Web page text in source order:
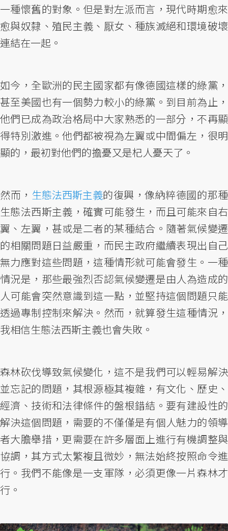
一種懷舊的對象。但是對左派而言，現代時期愈來
愈與奴隸、殖民主義、厭女、種族滅絕和環境破壞
連結在一起。
如今，全歐洲的民主國家都有像德國這樣的綠黨，
甚至美國也有一個勢力較小的綠黨。到目前為止，
他們已成為政治格局中大家熟悉的一部分，不再顯
得特別激進。他們都被視為左翼或中間偏左，很明
顯的，最初對他們的擔憂又是杞人憂天了。
然而， 生態法西斯主義的復興，像納粹德國的那種
生態法西斯主義，確實可能發生，而且可能來自右
翼、左翼，甚或是二者的某種結合。隨著氣候變遷
的相關問題日益嚴重，而民主政府繼續表現出自己
無力應對這些問題，這種情形就可能會發生。一種
情況是，那些最強烈否認氣候變遷是由人為造成的
人可能會突然意識到這一點，並堅持這個問題只能
透過專制控制來解決。然而，就算發生這種情況，
我相信生態法西斯主義也會失敗。
森林砍伐導致氣候變化，這不是我們可以輕易解決
並忘記的問題，其根源極其複雜，有文化、歷史、
經濟、技術和法律條件的盤根錯結。要有建設性的
解決這個問題，需要的不僅僅是有個人魅力的領導
者大膽舉措，更需要在許多層面上進行有機調整與
協調，其方式太繁複且微妙，無法始終按照命令進
行。我們不能像是一支軍隊，必須更像一片森林才
行。